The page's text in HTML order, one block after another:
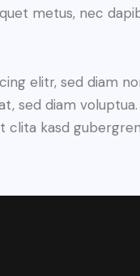
metus, nec
elitr, sed diam
sed diam
kasd